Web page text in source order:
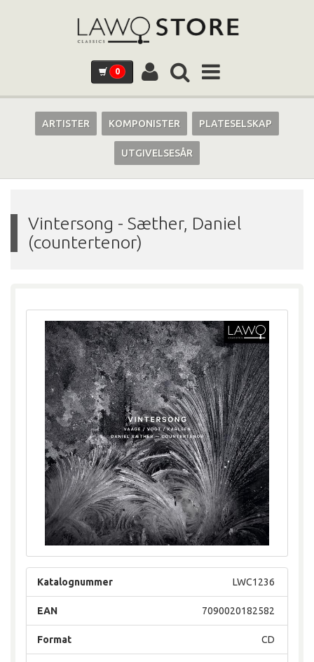
0
ARTISTER KOMPONISTER PLATESELSKAP
UTGIVELSESÅR
Vintersong - Sæther, Daniel
(countertenor)
LWC1236
Katalognummer
7090020182582
EAN
CD
Format